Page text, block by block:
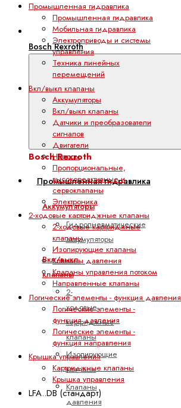
Bosch Rexroth
Bosch Rexroth
Промышленная гидравлика
Аккумуляторы
Гидропневматические
аккумуляторы
Вкл/выкл
клапаны
2-
ходовые
картриджные
клапаны
Изолирующие
клапаны
Клапаны
давления
Промышленная гидравлика
Промышленная гидравлика
Мобильная гидравлика
Электроприводы и системы
управления
Техника линейных
перемещений
Вкл/выкл клапаны
Аккумуляторы
Вкл/выкл клапаны
Датчики и преобразователи
сигналов
Двигатели
Насосы
Пропорциональные,
высокореактивные и
сервоклапаны
Электроника
2-ходовые картриджные клапаны
2-ходовые картриджные
клапаны
Изолирующие клапаны
Клапаны давления
Клапаны управления потоком
Направленные клапаны
Логические элементы - функция давления
Логические элементы -
функция давления
Логические элементы -
функция направления
Крышка управления
Картриджные клапаны
Крышка управления
LFA..DB (стандарт)